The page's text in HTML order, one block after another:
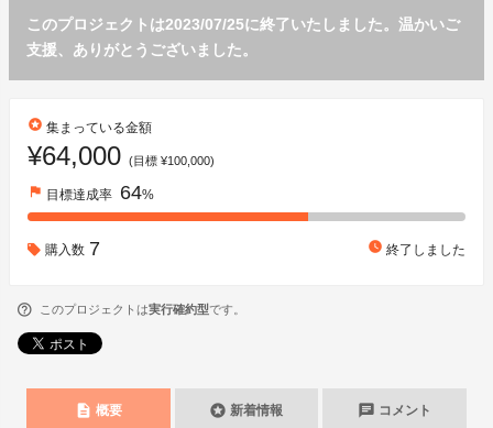
このプロジェクトは2023/07/25に終了いたしました。温かいご
支援、ありがとうございました。
stars 集まっている金額
¥64,000 (目標 ¥100,000)
flag 目標達成率 64%
購入数 7 watch_later 終了しました
このプロジェクトは実行確約型です。
description 概要 stars 新着情報 chat コメント